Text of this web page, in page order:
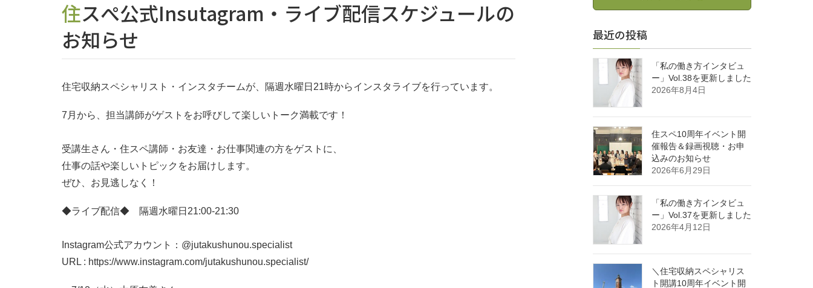
住スぺ公式Insutagram・ライブ配信スケジュールの
お知らせ
住宅収納スペシャリスト・インスタチームが、隔週水曜日21時からインスタライブを行っています。
7月から、担当講師がゲストをお呼びして楽しいトーク満載です！
受講生さん・住スペ講師・お友達・お仕事関連の方をゲストに、
仕事の話や楽しいトピックをお届けします。
ぜひ、お見逃しなく！
◆ライブ配信◆ 隔週水曜日21:00-21:30
Instagram公式アカウント：@jutakushunou.specialist
URL : https://www.instagram.com/jutakushunou.specialist/
最近の投稿
「私の働き方インタビュ
ー」Vol.38を更新しました
2026年8月4日
住スペ10周年イベント開
催報告＆録画視聴・お申
込みのお知らせ
2026年6月29日
「私の働き方インタビュ
ー」Vol.37を更新しました
2026年4月12日
＼住宅収納スペシャリス
ト開講10周年イベント開